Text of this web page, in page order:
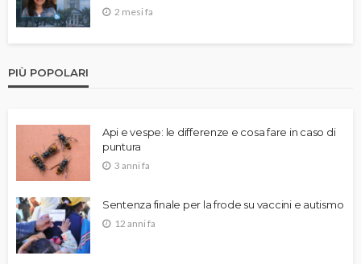
2 mesi fa
PIÙ POPOLARI
Api e vespe: le differenze e cosa fare in caso di
puntura
3 anni fa
Sentenza finale per la frode su vaccini e autismo
12 anni fa